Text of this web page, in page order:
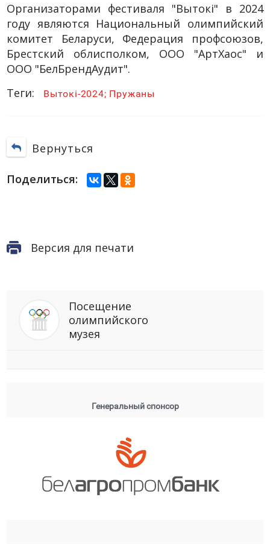
Организаторами фестиваля "Вытокi" в 2024
году являются Национальный олимпийский
комитет Беларуси, Федерация профсоюзов,
Брестский облисполком, ООО "АртХаос" и
ООО "БелБрендАудит".
Теги:
Вытокі-2024; Пружаны
Вернуться
Поделиться:
Версия для печати
Посещение
олимпийского
музея
Генеральный спонсор